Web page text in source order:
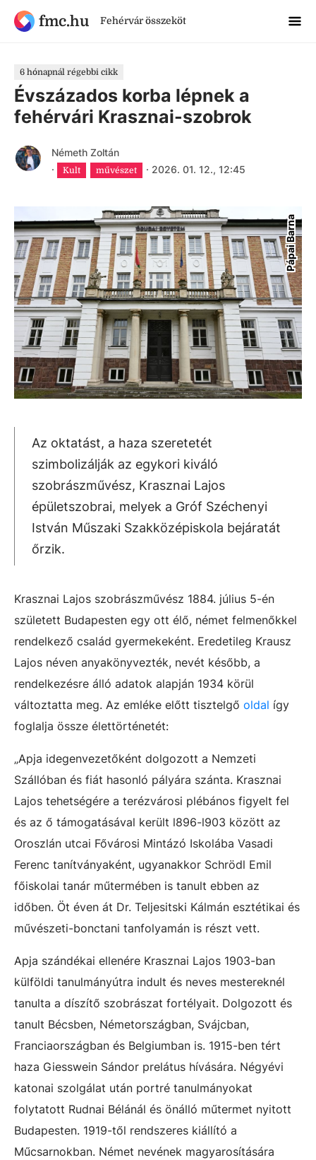
fmc.hu Fehérvár összeköt
6 hónapnál régebbi cikk
Évszázados korba lépnek a
fehérvári Krasznai-szobrok
Németh Zoltán
·
Kult művészet · 2026. 01. 12., 12:45
Pápai Barna
Az oktatást, a haza szeretetét
szimbolizálják az egykori kiváló
szobrászművész, Krasznai Lajos
épületszobrai, melyek a Gróf Széchenyi
István Műszaki Szakközépiskola bejáratát
őrzik.
Krasznai Lajos szobrászművész 1884. július 5-én
született Budapesten egy ott élő, német felmenőkkel
rendelkező család gyermekeként. Eredetileg Krausz
Lajos néven anyakönyvezték, nevét később, a
rendelkezésre álló adatok alapján 1934 körül
változtatta meg. Az emléke előtt tisztelgő oldal így
foglalja össze élettörténetét:
„Apja idegenvezetőként dolgozott a Nemzeti
Szállóban és fiát hasonló pályára szánta. Krasznai
Lajos tehetségére a terézvárosi plébános figyelt fel
és az ő támogatásával került l896-l903 között az
Oroszlán utcai Fővárosi Mintázó Iskolába Vasadi
Ferenc tanítványaként, ugyanakkor Schrödl Emil
főiskolai tanár műtermében is tanult ebben az
időben. Öt éven át Dr. Teljesitski Kálmán esztétikai és
művészeti-bonctani tanfolyamán is részt vett.
Apja szándékai ellenére Krasznai Lajos 1903-ban
külföldi tanulmányútra indult és neves mestereknél
tanulta a díszítő szobrászat fortélyait. Dolgozott és
tanult Bécsben, Németországban, Svájcban,
Franciaországban és Belgiumban is. 1915-ben tért
haza Giesswein Sándor prelátus hívására. Négyévi
katonai szolgálat után portré tanulmányokat
folytatott Rudnai Bélánál és önálló műtermet nyitott
Budapesten. 1919-től rendszeres kiállító a
Műcsarnokban. Német nevének magyarosítására